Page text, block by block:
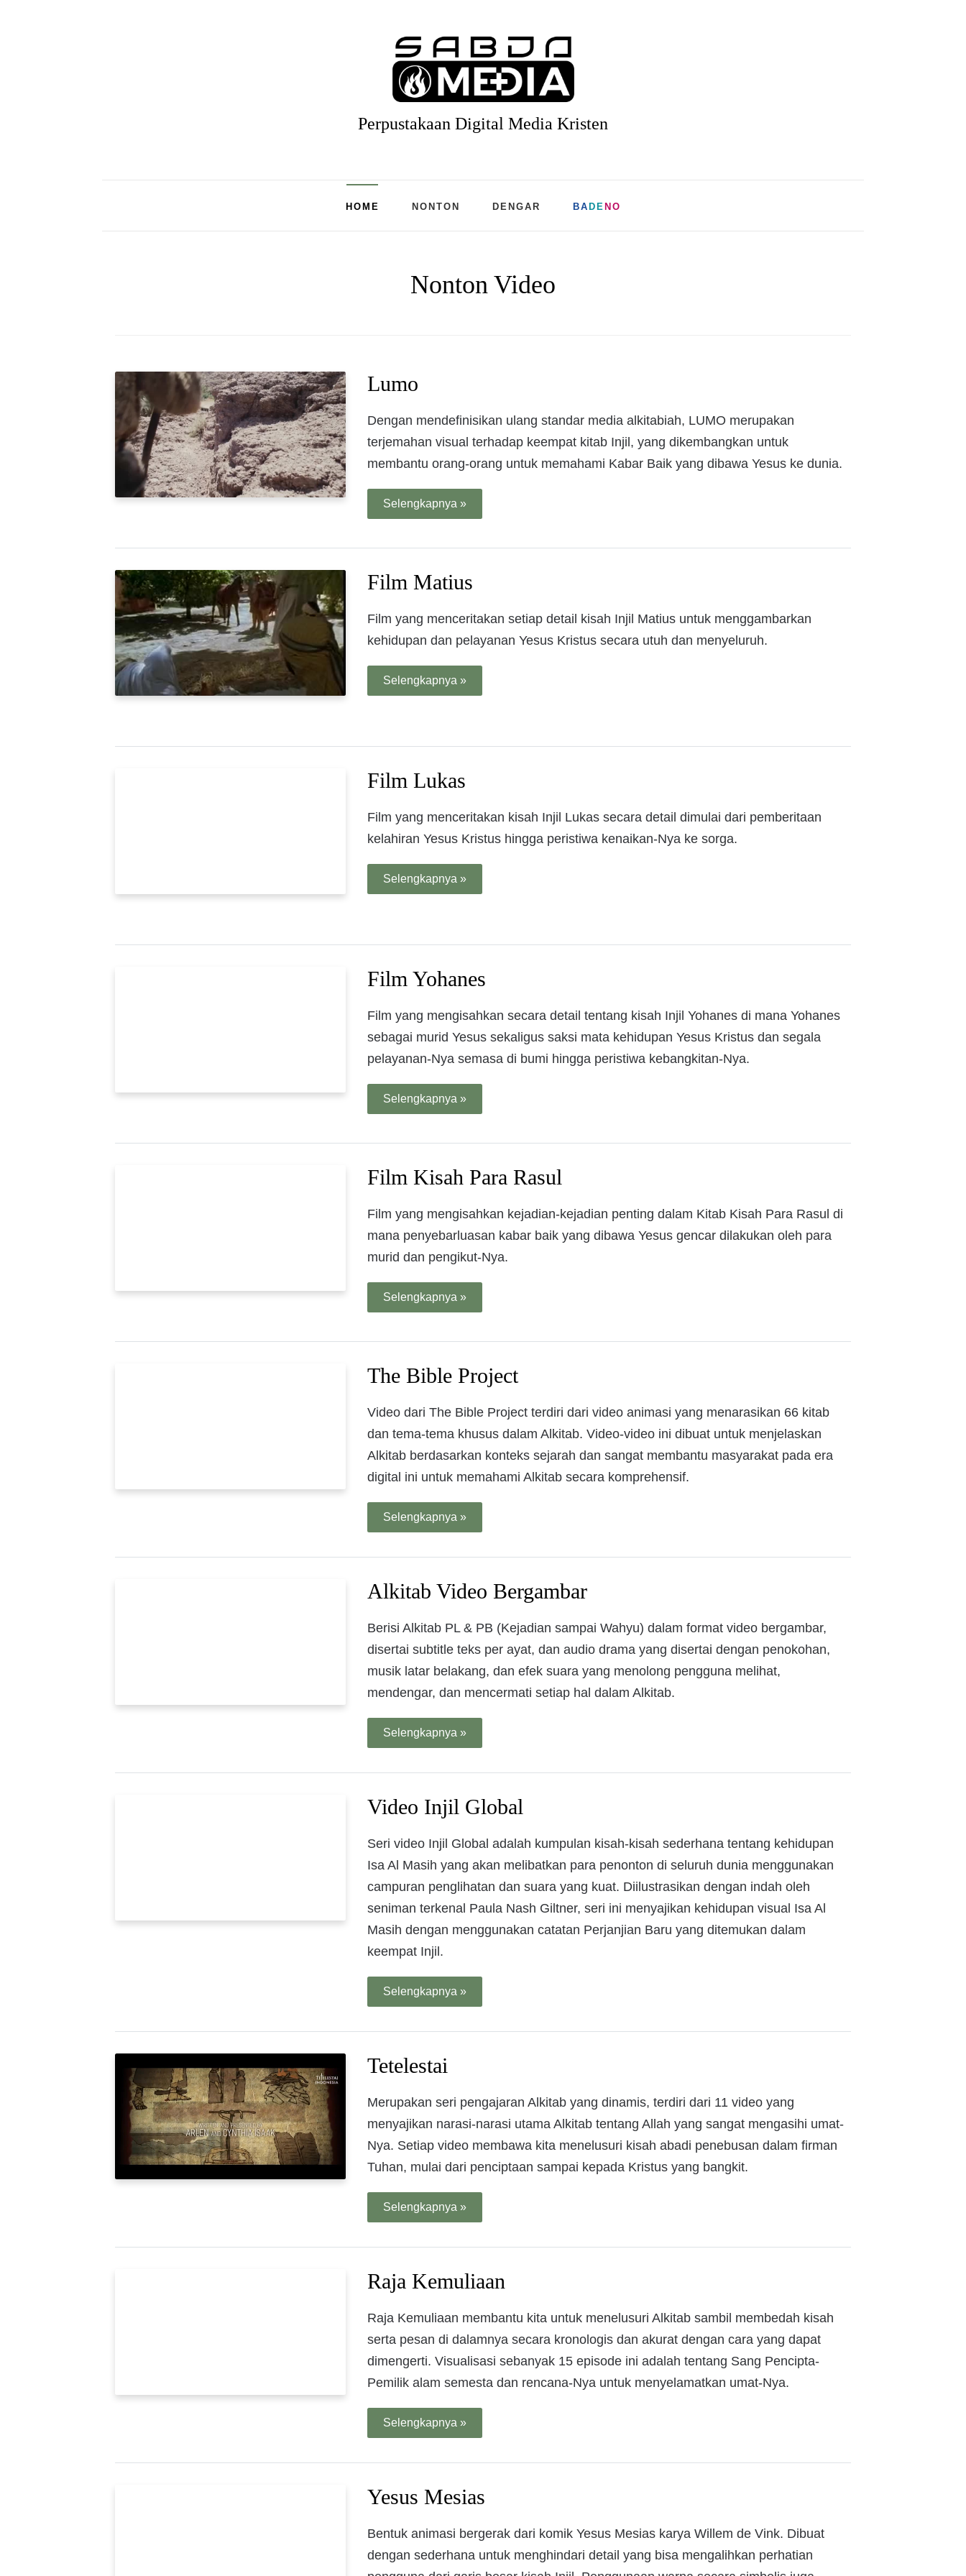
Perpustakaan Digital Media Kristen
HOME NONTON DENGAR BA DE NO
Nonton Video
Lumo
Dengan mendefinisikan ulang standar media alkitabiah, LUMO merupakan
terjemahan visual terhadap keempat kitab Injil, yang dikembangkan untuk
membantu orang-orang untuk memahami Kabar Baik yang dibawa Yesus ke dunia.
Selengkapnya »
Film Matius
Film yang menceritakan setiap detail kisah Injil Matius untuk menggambarkan
kehidupan dan pelayanan Yesus Kristus secara utuh dan menyeluruh.
Selengkapnya »
Film Lukas
Film yang menceritakan kisah Injil Lukas secara detail dimulai dari pemberitaan
kelahiran Yesus Kristus hingga peristiwa kenaikan-Nya ke sorga.
Selengkapnya »
Film Yohanes
Film yang mengisahkan secara detail tentang kisah Injil Yohanes di mana Yohanes
sebagai murid Yesus sekaligus saksi mata kehidupan Yesus Kristus dan segala
pelayanan-Nya semasa di bumi hingga peristiwa kebangkitan-Nya.
Selengkapnya »
Film Kisah Para Rasul
Film yang mengisahkan kejadian-kejadian penting dalam Kitab Kisah Para Rasul di
mana penyebarluasan kabar baik yang dibawa Yesus gencar dilakukan oleh para
murid dan pengikut-Nya.
Selengkapnya »
The Bible Project
Video dari The Bible Project terdiri dari video animasi yang menarasikan 66 kitab
dan tema-tema khusus dalam Alkitab. Video-video ini dibuat untuk menjelaskan
Alkitab berdasarkan konteks sejarah dan sangat membantu masyarakat pada era
digital ini untuk memahami Alkitab secara komprehensif.
Selengkapnya »
Alkitab Video Bergambar
Berisi Alkitab PL & PB (Kejadian sampai Wahyu) dalam format video bergambar,
disertai subtitle teks per ayat, dan audio drama yang disertai dengan penokohan,
musik latar belakang, dan efek suara yang menolong pengguna melihat,
mendengar, dan mencermati setiap hal dalam Alkitab.
Selengkapnya »
Video Injil Global
Seri video Injil Global adalah kumpulan kisah-kisah sederhana tentang kehidupan
Isa Al Masih yang akan melibatkan para penonton di seluruh dunia menggunakan
campuran penglihatan dan suara yang kuat. Diilustrasikan dengan indah oleh
seniman terkenal Paula Nash Giltner, seri ini menyajikan kehidupan visual Isa Al
Masih dengan menggunakan catatan Perjanjian Baru yang ditemukan dalam
keempat Injil.
Selengkapnya »
Tetelestai
Merupakan seri pengajaran Alkitab yang dinamis, terdiri dari 11 video yang
menyajikan narasi-narasi utama Alkitab tentang Allah yang sangat mengasihi umat-
Nya. Setiap video membawa kita menelusuri kisah abadi penebusan dalam firman
Tuhan, mulai dari penciptaan sampai kepada Kristus yang bangkit.
Selengkapnya »
Raja Kemuliaan
Raja Kemuliaan membantu kita untuk menelusuri Alkitab sambil membedah kisah
serta pesan di dalamnya secara kronologis dan akurat dengan cara yang dapat
dimengerti. Visualisasi sebanyak 15 episode ini adalah tentang Sang Pencipta-
Pemilik alam semesta dan rencana-Nya untuk menyelamatkan umat-Nya.
Selengkapnya »
Yesus Mesias
Bentuk animasi bergerak dari komik Yesus Mesias karya Willem de Vink. Dibuat
dengan sederhana untuk menghindari detail yang bisa mengalihkan perhatian